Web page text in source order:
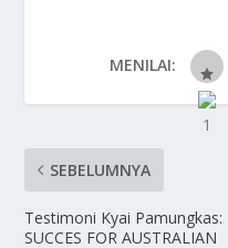
MENILAI:
SEBELUMNYA
Testimoni Kyai Pamungkas:
SUCCES FOR AUSTRALIAN